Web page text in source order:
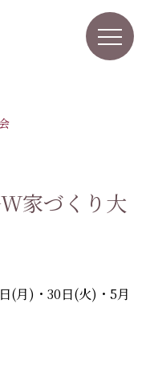
家づくり大
(月)・30日(火)・5月